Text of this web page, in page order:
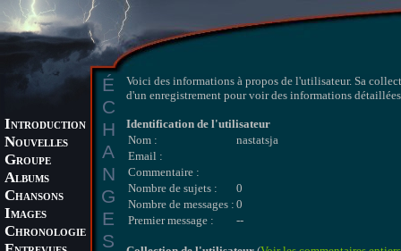
INTRODUCTION
NOUVELLES
GROUPE
ALBUMS
CHANSONS
IMAGES
CHRONOLOGIE
É
C
H
A
N
G
E
S
Voici des informations à propos de l'utilisateur. Sa
d'un enregistrement pour voir des informations
Identification de l'utilisateur
Nom :
nastatsja
Email :
Commentaire :
Nombre de sujets :
0
Nombre de messages : 0
Premier message :
--